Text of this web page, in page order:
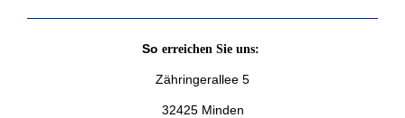
So erreichen Sie uns:
Zähringerallee 5
32425 Minden